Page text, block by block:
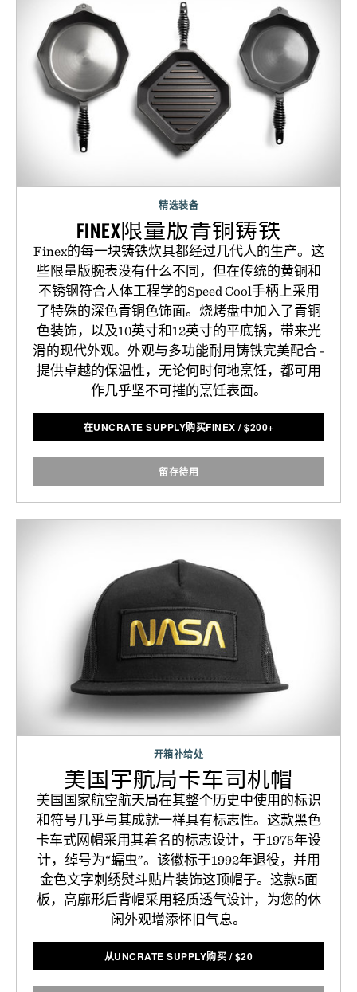
精选装备
FINEX限量版青铜铸铁
Finex的每一块铸铁炊具都经过几代人的生产。这
些限量版腕表没有什么不同，但在传统的黄铜和
不锈钢符合人体工程学的Speed Cool手柄上采用
了特殊的深色青铜色饰面。烧烤盘中加入了青铜
色装饰，以及10英寸和12英寸的平底锅，带来光
滑的现代外观。外观与多功能耐用铸铁完美配合 -
提供卓越的保温性，无论何时何地烹饪，都可用
作几乎坚不可摧的烹饪表面。
在UNCRATE SUPPLY购买FINEX /$200+
留存待用
开箱补给处
美国宇航局卡车司机帽
美国国家航空航天局在其整个历史中使用的标识
和符号几乎与其成就一样具有标志性。这款黑色
卡车式网帽采用其着名的标志设计，于1975年设
计，绰号为“蠕虫”。该徽标于1992年退役，并用
金色文字刺绣熨斗贴片装饰这顶帽子。这款5面
板，高廓形后背帽采用轻质透气设计，为您的休
闲外观增添怀旧气息。
从UNCRATE SUPPLY购买 /$20